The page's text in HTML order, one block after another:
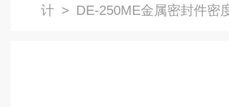
计 > DE-250ME金属密封件密